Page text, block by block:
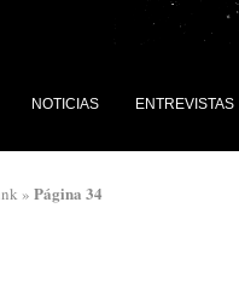
NOTICIAS ENTREVISTAS
» Página 34